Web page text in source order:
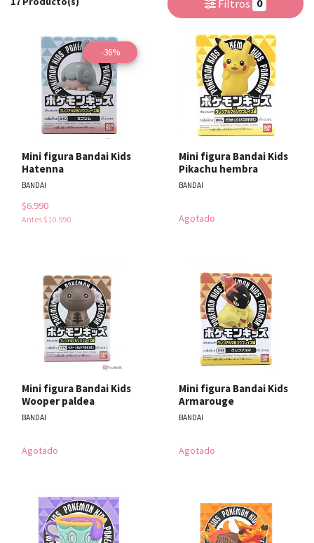
Filtros 0
-36%
Mini figura Bandai Kids
Hatenna
BANDAI
$6.990
Antes $10.990
Mini figura Bandai Kids
Pikachu hembra
BANDAI
Agotado
Mini figura Bandai Kids
Wooper paldea
BANDAI
Agotado
Mini figura Bandai Kids
Armarouge
BANDAI
Agotado